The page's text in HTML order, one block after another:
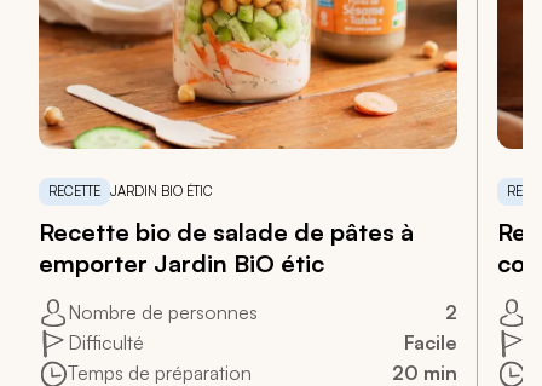
RECETTE JARDIN BIO ÉTIC
Recette bio de salade de pâtes à
emporter Jardin BiO étic
Nombre de personnes
2
Difficulté
Facile
Temps de préparation
20 min